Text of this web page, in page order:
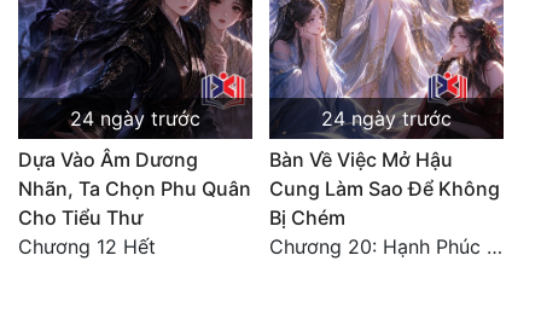
24 ngày trước
Dựa Vào Âm Dương
Nhãn, Ta Chọn Phu Quân
Cho Tiểu Thư
Chương 12 Hết
24 ngày trước
Bàn Về Việc Mở Hậu
Cung Làm Sao Để Không
Bị Chém
Chương 20: Hạnh Phúc Vĩnh Hằng (Hết)